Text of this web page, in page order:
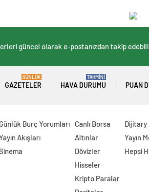
güncel olarak e-postanızdan takip
GAZETELER
GÜNLÜK
HAVA DURUMU
TAHMİNİ
PUAN
Günlük Burç Yorumları
Akışları
Canlı Borsa
Altınlar
Dövizler
Hisseler
Kripto Paralar
Dijitary
Yayın
Hepsi